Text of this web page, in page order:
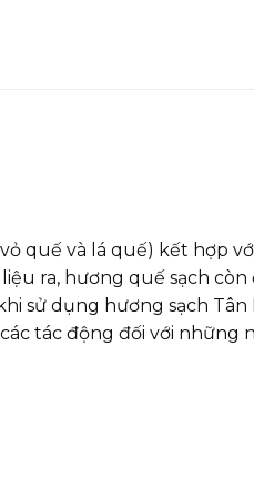
quế và lá quế) kết hợp
ra, hương quế sạch
sử dụng hương sạch
tác động đối với những